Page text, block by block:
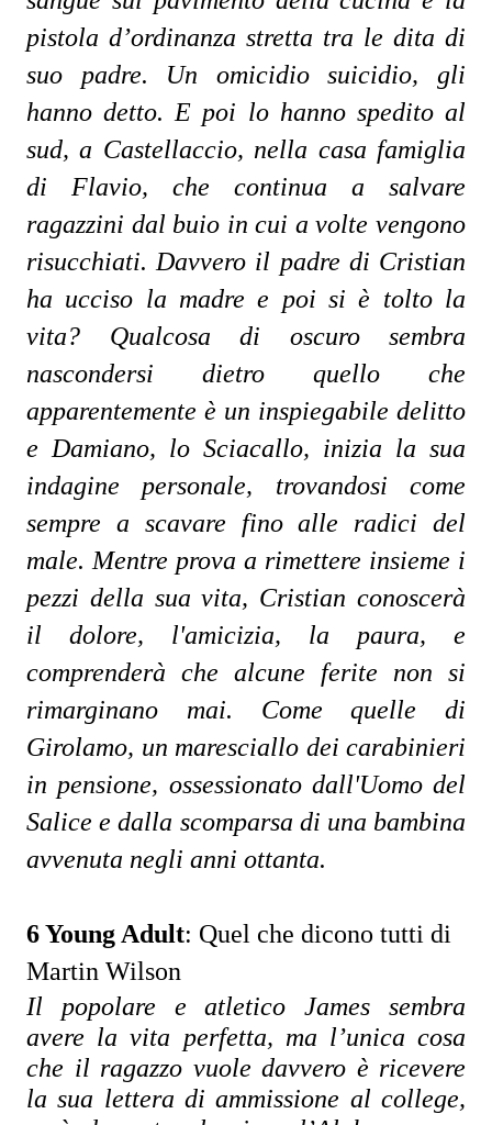
pistola d’ordinanza stretta tra le dita di
suo padre. Un omicidio suicidio, gli
hanno detto. E poi lo hanno spedito al
sud, a Castellaccio, nella casa famiglia
di Flavio, che continua a salvare
ragazzini dal buio in cui a volte vengono
risucchiati. Davvero il padre di Cristian
ha ucciso la madre e poi si è tolto la
vita? Qualcosa di oscuro sembra
nascondersi dietro quello che
apparentemente è un inspiegabile delitto
e Damiano, lo Sciacallo, inizia la sua
indagine personale, trovandosi come
sempre a scavare fino alle radici del
male. Mentre prova a rimettere insieme i
pezzi della sua vita, Cristian conoscerà
il dolore, l'amicizia, la paura, e
comprenderà che alcune ferite non si
rimarginano mai. Come quelle di
Girolamo, un maresciallo dei carabinieri
in pensione, ossessionato dall'Uomo del
Salice e dalla scomparsa di una bambina
avvenuta negli anni ottanta.
6 Young Adult: Quel che dicono tutti di
Martin Wilson
Il popolare e atletico James sembra
avere la vita perfetta, ma l’unica cosa
che il ragazzo vuole davvero è ricevere
la sua lettera di ammissione al college,